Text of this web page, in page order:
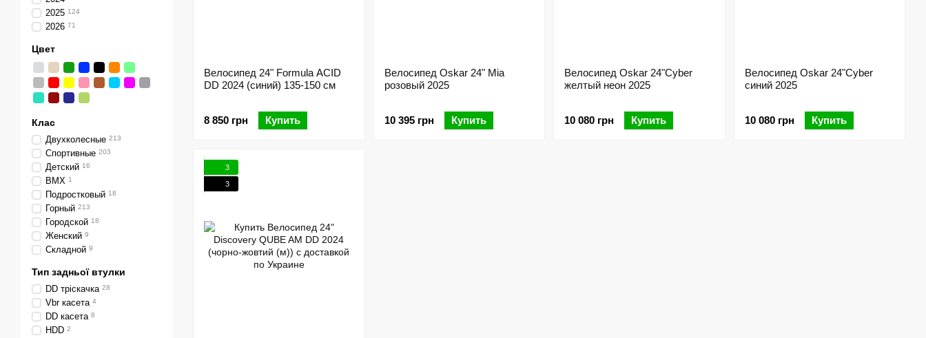
Велосипед 24" Formula ACID
DD 2024 (синий) 135-150 см
8 850 грн Купить
Велосипед Oskar 24" Mia
розовый 2025
10 395 грн Купить
Велосипед Oskar 24"Cyber
желтый неон 2025
10 080 грн Купить
Велосипед Oskar 24"Cyber
синий 2025
10 080 грн Купить
3
3
2025 124
2026 71
Цвет
Клас
Двухколесные 213
Спортивные 203
Детский 16
BMX 1
Подростковый 18
Горный 213
Городской 18
Женский 9
Складной 9
Тип задньої втулки
DD тріскачка 28
Vbr касета 4
DD касета 8
HDD 2